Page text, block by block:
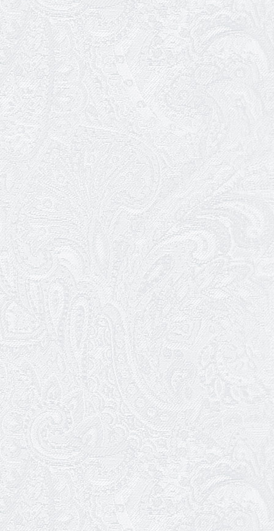
19.02.2026
Про гастрольний захід SQUIRT. The
Las Vegas Show
11.02.2026
Конкурс на заміщення посади
«завідувач художньо-постановочної
частини»
09.02.2026
Пішов з життя Ігор Дідурко
06.02.2026
Пішов з життя Андрій Шишкін
03.02.2026
Ювілей Олександра Белякова
02.02.2026
Конкурс на заміщення вакантних
посад
30.01.2026
Ювілей Анжеліки Кураш
27.01.2026
Зміни в репертуарі січня
24.01.2026
Ювілей Наталії Сидоренко
23.01.2026
Вітаємо з прем'єрою Віталія Платова!
22.01.2026
Ювілей Ольги Зеленянської
21.01.2026
Ювілей Ніни Ярован